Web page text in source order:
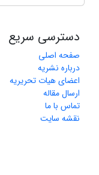
دسترسی سریع
صفحه اصلی
درباره نشریه
اعضای هیات تحریریه
ارسال مقاله
تماس با ما
نقشه سایت